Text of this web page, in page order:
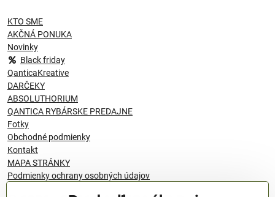
KTO SME
AKČNÁ PONUKA
Novinky
Black friday
QanticaKreative
DARČEKY
ABSOLUTHORIUM
QANTICA RYBÁRSKE PREDAJNE
Fotky
Obchodné podmienky
Kontakt
MAPA STRÁNKY
Podmienky ochrany osobných údajov